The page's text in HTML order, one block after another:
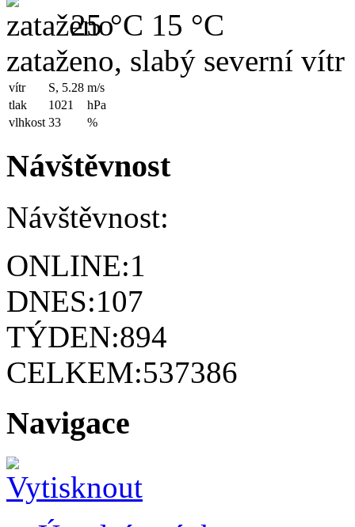
25 °C 15 °C
zataženo, slabý severní vítr
vítr S, 5.28 m/s
tlak
1021
hPa
vlhkost 33 %
Návštěvnost
Návštěvnost:
ONLINE:1
DNES:107
TÝDEN:894
CELKEM:537386
Navigace